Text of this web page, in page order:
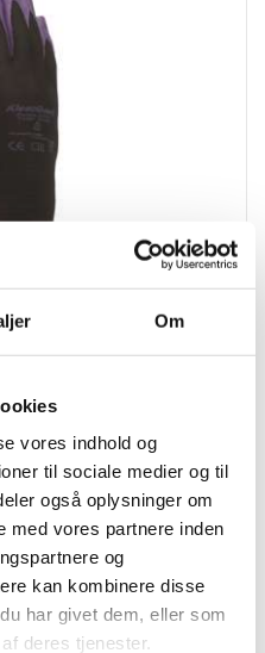
Om
vores indhold og
til sociale medier og til
også oplysninger om
med vores partnere inden
og
kan kombinere disse
har givet dem, eller som
deres tjenester.
LILLA á 12 par
Køb nu
20